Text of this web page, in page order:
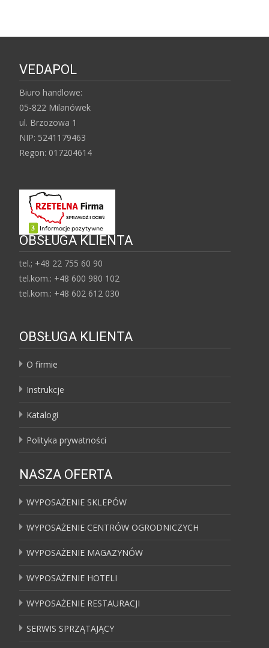
VEDAPOL
Biuro handlowe:
05-822 Milanówek
ul. Brzozowa 1
NIP: 5241179463
Regon: 017204614
OBSŁUGA KLIENTA
tel.; +48 22 755 60 90
tel.kom.: +48 600 980 102
tel.kom.: +48 602 612 030
OBSŁUGA KLIENTA
O firmie
Instrukcje
Katalogi
Polityka prywatności
NASZA OFERTA
WYPOSAŻENIE SKLEPÓW
WYPOSAŻENIE CENTRÓW OGRODNICZYCH
WYPOSAŻENIE MAGAZYNÓW
WYPOSAŻENIE HOTELI
WYPOSAŻENIE RESTAURACJI
SERWIS SPRZĄTAJĄCY